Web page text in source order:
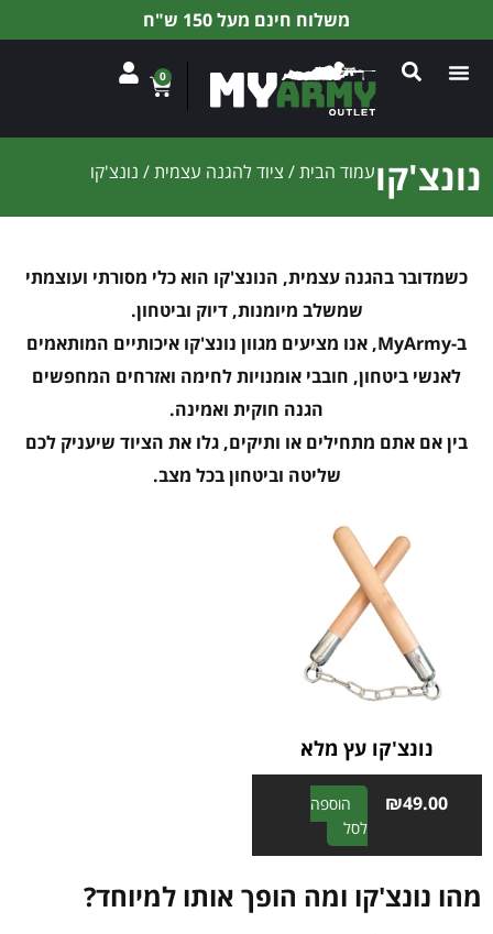
משלוח חינם מעל 150 ש"ח
0
נונצ'קועמוד הבית/ ציוד להגנה עצמית/ נונצ'קו
כשמדובר בהגנה עצמית, הנונצ'קו הוא כלי מסורתי ועוצמתי
שמשלב מיומנות, דיוק וביטחון.
ב-MyArmy, אנו מציעים מגוון נונצ'קו איכותיים המותאמים
לאנשי ביטחון, חובבי אומנויות לחימה ואזרחים המחפשים
הגנה חוקית ואמינה.
בין אם אתם מתחילים או ותיקים, גלו את הציוד שיעניק לכם
שליטה וביטחון בכל מצב.
נונצ'קו עץ מלא
₪49.00
הוספה
לסל
A
l
e
מהו נונצ'קו ומה הופך אותו למיוחד?